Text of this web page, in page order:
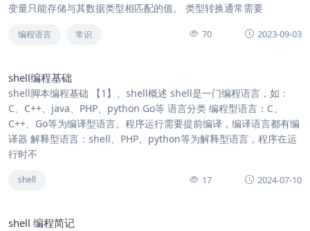
变量只能存储与其数据类型相匹配的值。 类型转换通常需要
编程语言 常识 70 2023-09-03
shell编程基础
shell脚本编程基础 【1】、shell概述 shell是一门编程语言，如：
C、C++、java、PHP、python Go等 语言分类 编程型语言：C、
C++、Go等为编译型语言。程序运行需要提前编译，编译语言都有编
译器 解释型语言：shell、PHP、python等为解释型语言，程序在运
行时不
shell 17 2024-07-10
shell 编程简记